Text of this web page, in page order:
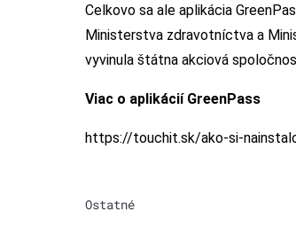
Celkovo sa ale aplikácia
Ministerstva zdravotníctva a
vyvinula štátna akciová
Viac o aplikácií GreenPass
https://touchit.sk/ako-si-
Ostatné